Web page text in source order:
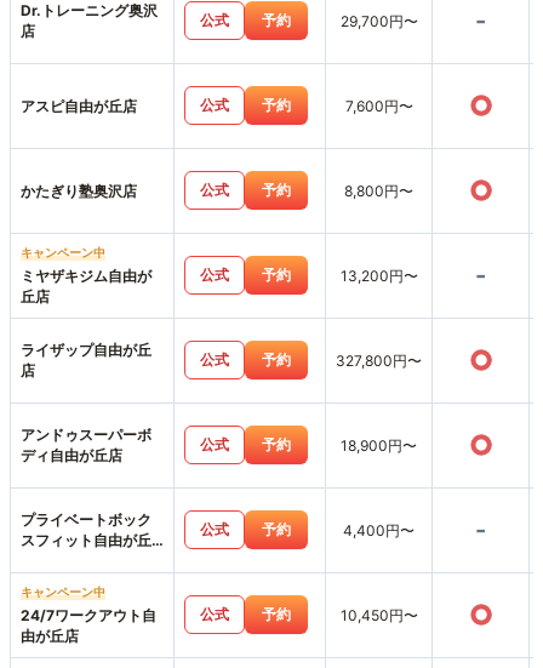
Dr.トレーニング奥沢
店
公式 予約 29,700円〜 -
アスピ自由が丘店 公式 予約 7,600円〜 ○
かたぎり塾奥沢店 公式 予約 8,800円〜 ○
キャンペーン中
ミヤザキジム自由が
丘店
公式 予約 13,200円〜 -
ライザップ自由が丘
店
公式 予約 327,800円〜 ○
アンドゥスーパーボ
ディ自由が丘店
公式 予約 18,900円〜 ○
プライベートボック
スフィット自由が丘
公式 予約 4,400円〜 -
キャンペーン中
24/7ワークアウト自
由が丘店
公式 予約 10,450円〜 ○